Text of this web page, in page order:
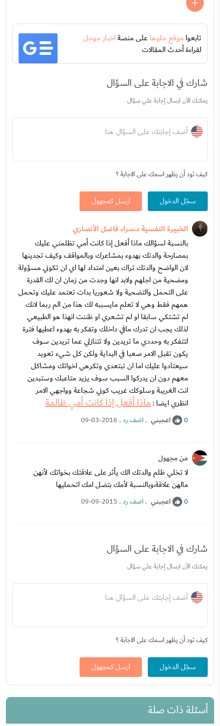
تابعواموقع حلوهاعلى منصةاخبار جوجل
لقراءة أحدث المقالات
شارك في الاجابة على السؤال
يمكنك الآن ارسال إجابة علي سؤال
أضف إجابتك على السؤال هنا
كيف تود أن يظهر اسمك على الاجابة ؟
سجّل الدخول ارسل كمجهول
الخبيرة النفسية د.سراء فاضل الأنصاري
بالنسبة لسؤالك ماذا أفعل إذا كانت أمي تظلمني عليك
بمصارحة والدتك بهدوء بمشاعرك وبالمواقف وكيف تجدينها
لان الواضح والدتك تراك بعين امتداد لها اي ان تكوني مسؤولة
ومضحية من اجلهم ولابد انها وجدت من زمان ان لك القدرة
على التحمل والتضحية ولا شعوريا بدات تعتمد عليك وتحمل
همهم فقط وهي لا تعلم مايسببه لك هذا من الم ربما لانك
لم تشتكي سابقا او لم تشعري او ظننت انهذا هو الطبيعي
لذلك يجب ان تدرك مافي داخلك وتفكر به بهدوء اعطيها فترة
لتتفكر به وحددي ما تريدين ولا تتنازلي عما تريدين سوف
يكون تقبل الامر صعبا في البداية ولكن كل شيء تعويد
سيعتادوا عليك اما ان تبتعدي وتكرهي اخواتك ومشاكل
معهم دون ان يدركوا السبب سوف يزيد متاعبك وستبدين
انت الغريبة وسلوكك غريب كوني شجاعة وواجهي الامر
انظري ايضا :ماذا أفعل إذا كانت أمي ظالمة
0 اعجبني .اضف رد.
09-03-2016
من مجهول
لا تخلي ظلم والدتك الك يأثر على علاقتك بخواتك لأنهن
مالهن علاقة،وبالنسبة لأمك بتضل امك اتحمليها
0 اعجبني .اضف رد.
09-09-2015
شارك في الاجابة على السؤال
يمكنك الآن ارسال إجابة علي سؤال
أضف إجابتك على السؤال هنا
كيف تود أن يظهر اسمك على الاجابة ؟
سجّل الدخول ارسل كمجهول
أسئلة ذات صلة